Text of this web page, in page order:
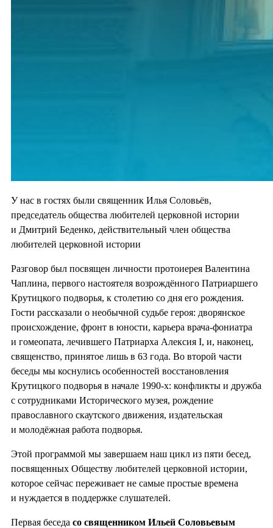
У нас в гостях были священник Илья Соловьёв,
председатель общества любителей церковной истории
и Дмитрий Беденко, действительный член общества
любителей церковной истории
Разговор был посвящен личности протоиерея Валентина
Чаплина, первого настоятеля возрождённого Патриаршего
Крутицкого подворья, к столетию со дня его рождения.
Гости рассказали о необычной судьбе героя: дворянское
происхождение, фронт в юности, карьера врача-фониатра
и гомеопата, лечившего Патриарха Алексия I, и, наконец,
священство, принятое лишь в 63 года. Во второй части
беседы мы коснулись особенностей восстановления
Крутицкого подворья в начале 1990-х: конфликты и дружба
с сотрудниками Исторического музея, рождение
православного скаутского движения, издательская
и молодёжная работа подворья.
Этой программой мы завершаем наш цикл из пяти бесед,
посвященных Обществу любителей церковной истории,
которое сейчас переживает не самые простые времена
и нуждается в поддержке слушателей.
Первая беседа со священником Ильей Соловьевым